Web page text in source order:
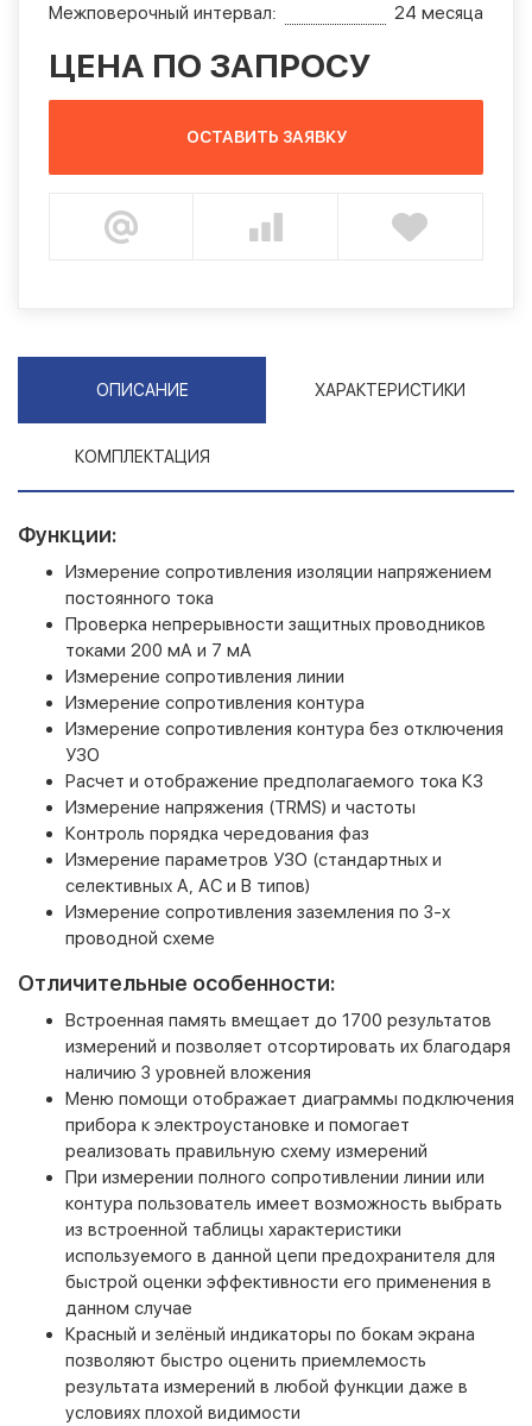
Межповерочный интервал:
24 месяца
ЦЕНА ПО ЗАПРОСУ
ОСТАВИТЬ ЗАЯВКУ
ОПИСАНИЕ ХАРАКТЕРИСТИКИ
КОМПЛЕКТАЦИЯ
Функции:
Измерение сопротивления изоляции напряжением
постоянного тока
Проверка непрерывности защитных проводников
токами 200 мА и 7 мА
Измерение сопротивления линии
Измерение сопротивления контура
Измерение сопротивления контура без отключения
УЗО
Расчет и отображение предполагаемого тока КЗ
Измерение напряжения (TRMS) и частоты
Контроль порядка чередования фаз
Измерение параметров УЗО (стандартных и
селективных А, АС и В типов)
Измерение сопротивления заземления по 3-х
проводной схеме
Отличительные особенности:
Встроенная память вмещает до 1700 результатов
измерений и позволяет отсортировать их благодаря
наличию 3 уровней вложения
Меню помощи отображает диаграммы подключения
прибора к электроустановке и помогает
реализовать правильную схему измерений
При измерении полного сопротивлении линии или
контура пользователь имеет возможность выбрать
из встроенной таблицы характеристики
используемого в данной цепи предохранителя для
быстрой оценки эффективности его применения в
данном случае
Красный и зелёный индикаторы по бокам экрана
позволяют быстро оценить приемлемость
результата измерений в любой функции даже в
условиях плохой видимости